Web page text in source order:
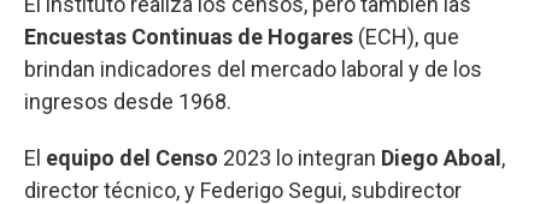
Encuestas Continuas de Hogares (ECH), que
brindan indicadores del mercado laboral y de los
ingresos desde 1968.
El equipo del Censo 2023 lo integran Diego Aboal ,
director técnico, y Federigo Segui, subdirector